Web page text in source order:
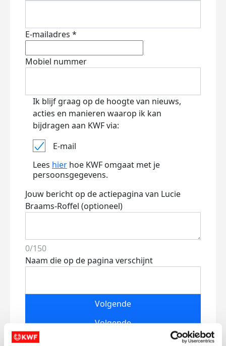
E-mailadres *
Mobiel nummer
Ik blijf graag op de hoogte van nieuws,
acties en manieren waarop ik kan
bijdragen aan KWF via:
E-mail
Lees hier hoe KWF omgaat met je
persoonsgegevens.
Jouw bericht op de actiepagina van Lucie
Braams-Roffel (optioneel)
0/150
Naam die op de pagina verschijnt
Volgende
Volgende